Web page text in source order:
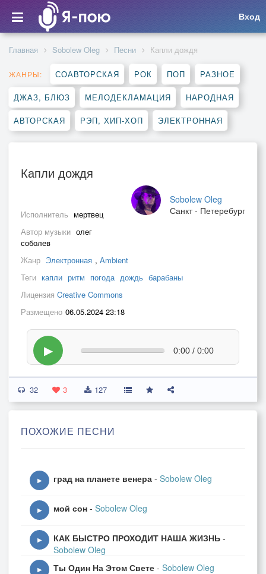
Вход
Главная Sobolew Oleg Песни Капли дождя
ЖАНРЫ: СОАВТОРСКАЯ РОК ПОП РАЗНОЕ
ДЖАЗ, БЛЮЗ МЕЛОДЕКЛАМАЦИЯ НАРОДНАЯ
АВТОРСКАЯ РЭП, ХИП-ХОП ЭЛЕКТРОННАЯ
Капли дождя
Sobolew Oleg
Санкт - Петеребург
Исполнитель мертвец
Автор музыки олег
соболев
Жанр Электронная , Ambient
Теги капли ритм погода дождь барабаны
Лицензия Creative Commons
Размещено 06.05.2024 23:18
▶ 0:00 / 0:00
32 3 127
ПОХОЖИЕ ПЕСНИ
▶ град на планете венера - Sobolew Oleg
▶ мой сон - Sobolew Oleg
▶ КАК БЫСТРО ПРОХОДИТ НАША ЖИЗНЬ -
Sobolew Oleg
▶ Ты Один На Этом Свете - Sobolew Oleg